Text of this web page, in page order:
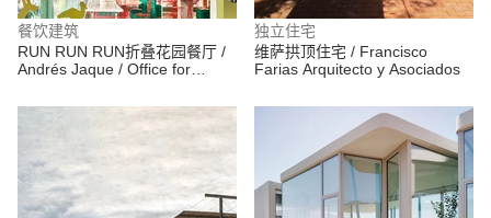
餐饮建筑
RUN RUN RUN折叠花园餐厅 /
Andrés Jaque / Office for
独立住宅
维萨拱顶住宅 / Francisco
Farias Arquitecto y Asociados